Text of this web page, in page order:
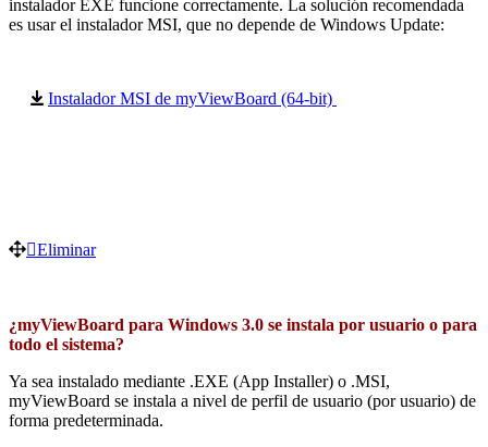
instalador EXE funcione correctamente. La solución recomendada
es usar el instalador MSI, que no depende de Windows Update:
Instalador MSI de myViewBoard (64-bit)
Eliminar
¿myViewBoard para Windows 3.0 se instala por usuario o para
todo el sistema?
Ya sea instalado mediante .EXE (App Installer) o .MSI,
myViewBoard se instala a nivel de perfil de usuario (por usuario) de
forma predeterminada.